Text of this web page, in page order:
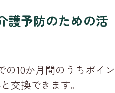
護予防のための活
の10か月間のうちポイン
交換できます。